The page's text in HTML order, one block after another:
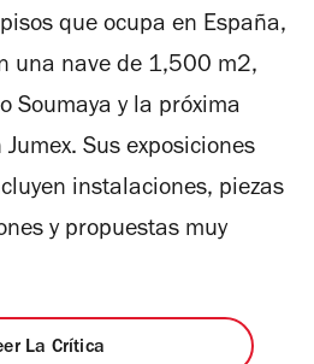
que ocupa en España,
una nave de 1,500 m2,
Soumaya y la próxima
Sus exposiciones
instalaciones, piezas
y propuestas muy
La Crítica